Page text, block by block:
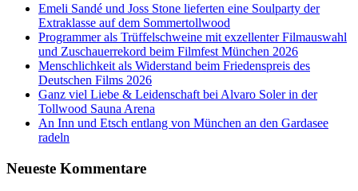
Emeli Sandé und Joss Stone lieferten eine Soulparty der
Extraklasse auf dem Sommertollwood
Programmer als Trüffelschweine mit exzellenter Filmauswahl
und Zuschauerrekord beim Filmfest München 2026
Menschlichkeit als Widerstand beim Friedenspreis des
Deutschen Films 2026
Ganz viel Liebe & Leidenschaft bei Alvaro Soler in der
Tollwood Sauna Arena
An Inn und Etsch entlang von München an den Gardasee
radeln
Neueste Kommentare